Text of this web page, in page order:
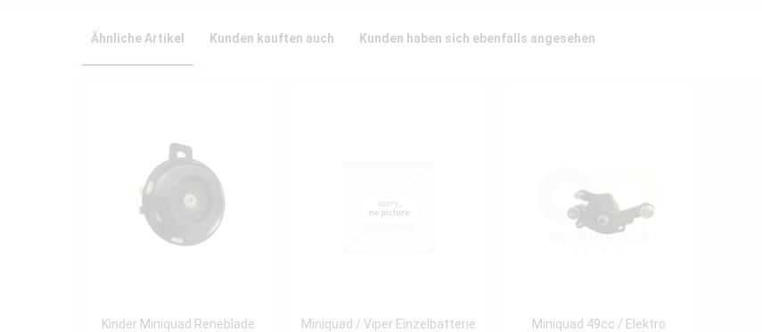
Ähnliche Artikel Kunden kauften auch Kunden haben sich ebenfalls angesehen
Kinder Miniquad Reneblade
Miniquad / Viper Einzelbatterie
Miniquad 49cc / Elektro